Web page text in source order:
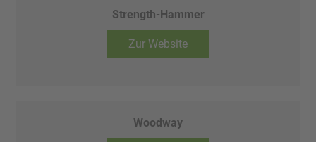
Strength-Hammer
Zur Website
Woodway